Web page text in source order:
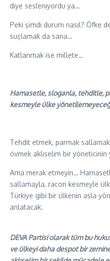
diye sesleniyordu ya…
Peki şimdi durum nasıl? Öfke
suçlamak da sana…
Katlanmak ise millete…
Hamasetle, sloganla, tehditle,
kesmeyle ülke
Tehdit etmek, parmak
övmek aklıselim bir yöneticinin
Ama merak etmeyin…
sallamayla, racon kesmeyle
Türkiye gibi bir ülkenin asla
anlatacak.
DEVA Partisi olarak tüm bu
ve ülkeyi daha despot bir